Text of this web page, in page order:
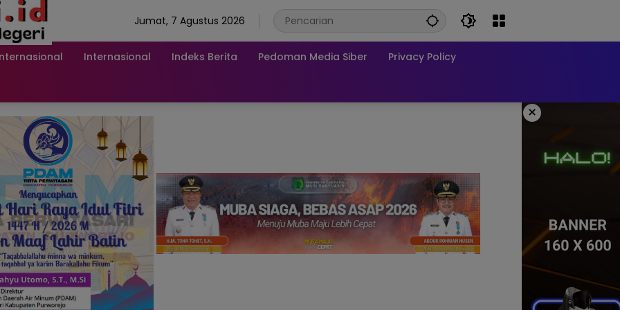
Jumat, 7 Agustus 2026
Internasional Indeks Berita Pedoman Media Siber Privacy Policy
×